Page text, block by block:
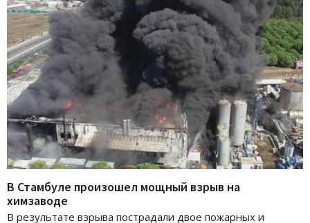
В Стамбуле произошел мощный взрыв на
химзаводе
В результате взрыва пострадали двое пожарных и